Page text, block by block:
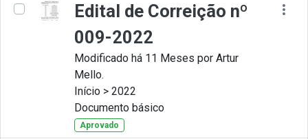
Edital de Correição nº
009-2022
Modificado há 11 Meses por Artur
Mello.
Início > 2022
Documento básico
Aprovado